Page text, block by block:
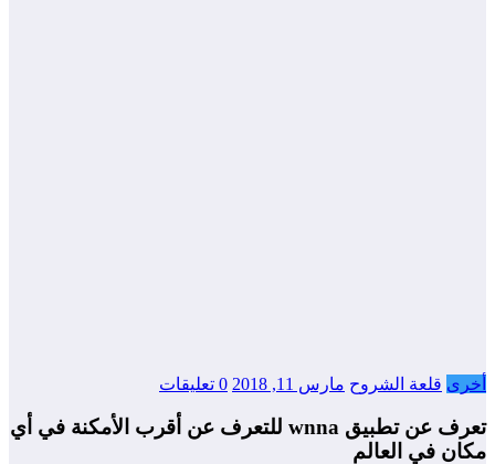
أخرى قلعة الشروح مارس 11, 2018 0 تعليقات
تعرف عن تطبيق wnna للتعرف عن أقرب الأمكنة في أي
مكان في العالم